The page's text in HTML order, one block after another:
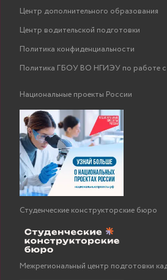
Центр дополнительного образования
Центр водительской подготовки
Политика конфиденциальности
Политика ГБОУ ВО НГИЭУ по работе
Национальные проекты России
Студенческие конструкторские бюро
Межрегиональный центр подготовки